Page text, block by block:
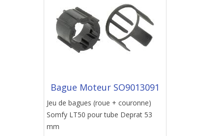
Bague Moteur SO9013091
Jeu de bagues (roue + couronne)
Somfy LT50 pour tube Deprat 53
mm